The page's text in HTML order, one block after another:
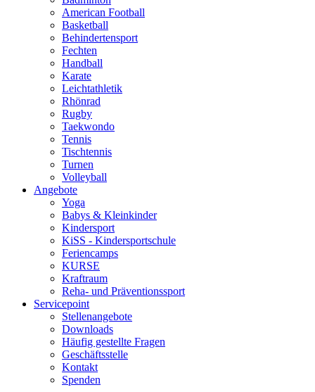
American Football
Basketball
Behindertensport
Fechten
Handball
Karate
Leichtathletik
Rhönrad
Rugby
Taekwondo
Tennis
Tischtennis
Turnen
Volleyball
Angebote
Yoga
Babys & Kleinkinder
Kindersport
KiSS - Kindersportschule
Feriencamps
KURSE
Kraftraum
Reha- und Präventionssport
Servicepoint
Stellenangebote
Downloads
Häufig gestellte Fragen
Geschäftsstelle
Kontakt
Spenden